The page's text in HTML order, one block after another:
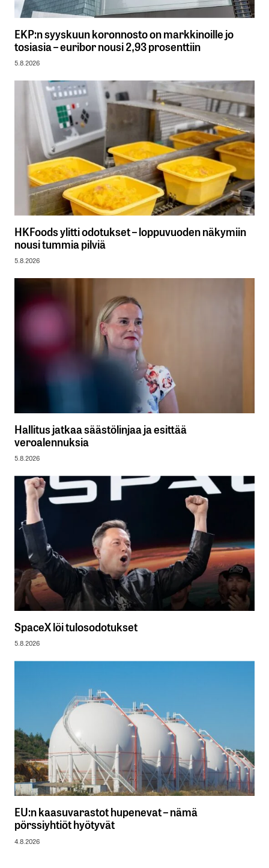
EKP:n syyskuun koronnosto on markkinoille jo
tosiasia – euribor nousi 2,93 prosenttiin
5.8.2026
HKFoods ylitti odotukset – loppuvuoden näkymiin
nousi tummia pilviä
5.8.2026
Hallitus jatkaa säästölinjaa ja esittää
veroalennuksia
5.8.2026
SpaceX löi tulosodotukset
5.8.2026
EU:n kaasuvarastot hupenevat – nämä
pörssiyhtiöt hyötyvät
4.8.2026